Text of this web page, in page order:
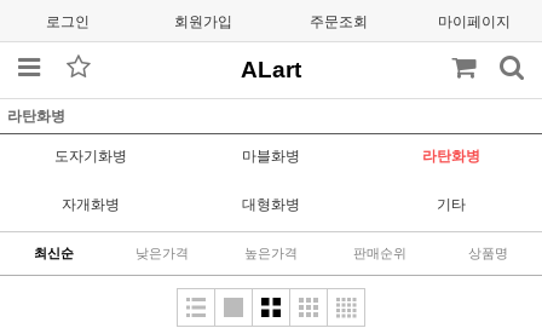
로그인 회원가입 주문조회 마이페이지
ALart
라탄화병
도자기화병 마블화병 라탄화병
자개화병 대형화병 기타
최신순 낮은가격 높은가격 판매순위 상품명